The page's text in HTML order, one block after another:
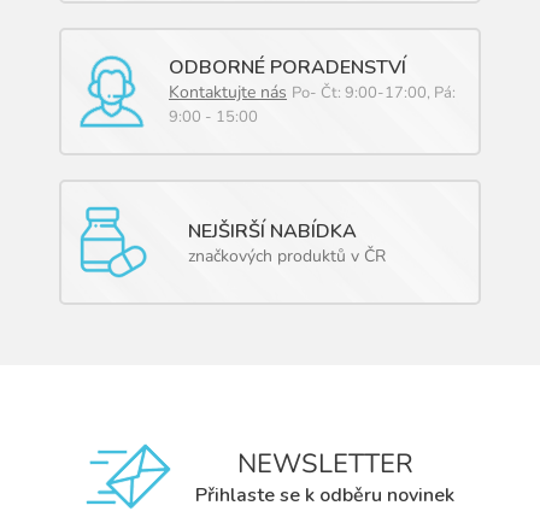
ODBORNÉ PORADENSTVÍ
Kontaktujte nás Po- Čt: 9:00-17:00, Pá:
9:00 - 15:00
NEJŠIRŠÍ NABÍDKA
značkových produktů v ČR
NEWSLETTER
Přihlaste se k odběru novinek